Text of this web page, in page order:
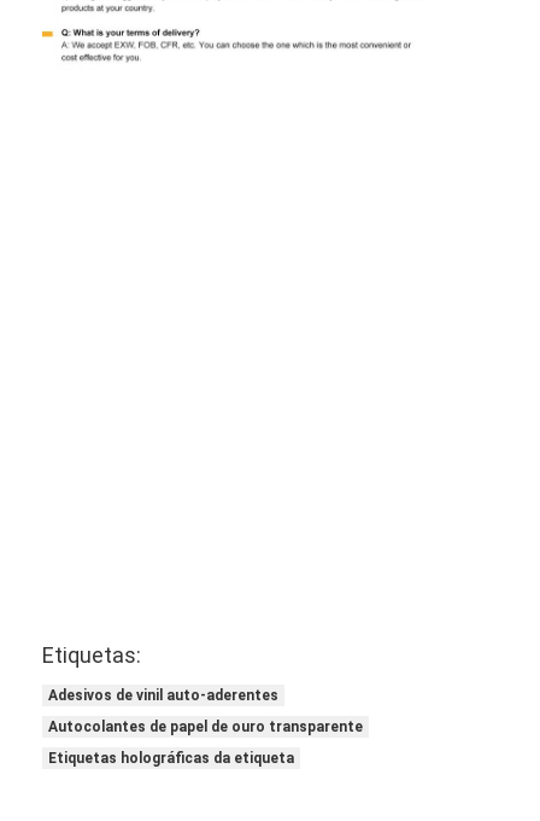
Etiquetas:
Adesivos de vinil auto-aderentes
Autocolantes de papel de ouro transparente
Etiquetas holográficas da etiqueta